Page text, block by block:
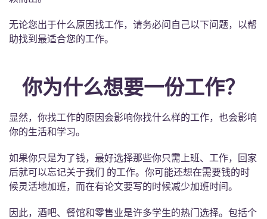
English (US)
Español
Deutsch
Italian
选择一个城市
选择一间公寓
登录
无论您出于什么原因找工作，请务必问自己以下问题，以帮
助找到最适合您的工作。
你为什么想要一份工作？
显然，你找工作的原因会影响你找什么样的工作，也会影响
你的生活和学习。
如果你只是为了钱，最好选择那些你只需上班、工作，回家
后就可以忘记关于我们 的工作。你可能还想在需要钱的时
候灵活地加班，而在有论文要写的时候减少加班时间。
因此，酒吧、餐馆和零售业是许多学生的热门选择。包括个